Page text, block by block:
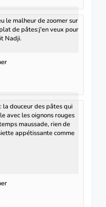
le malheur de zoomer sur
de pâtes:j'en veux pour
Nadji.
la douceur des pâtes qui
avec les oignons rouges
maussade, rien de
appétissante comme